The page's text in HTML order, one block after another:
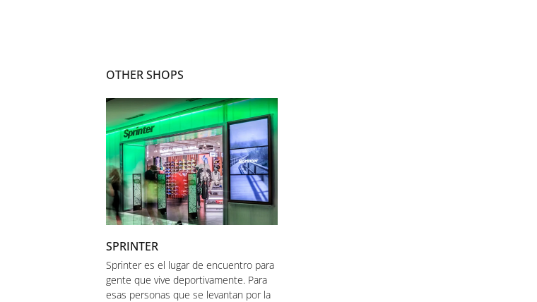
OTHER SHOPS
SPRINTER
Sprinter es el lugar de encuentro para
gente que vive deportivamente. Para
esas personas que se levantan por la